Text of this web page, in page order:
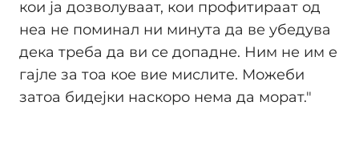
кои ја дозволуваат, кои профитираат од
неа не поминал ни минута да ве убедува
дека треба да ви се допадне. Ним не им е
гајле за тоа кое вие мислите. Можеби
затоа бидејки наскоро нема да морат."